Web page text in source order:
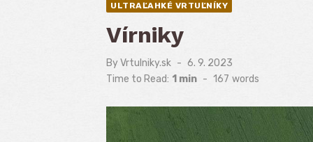
ULTRAĽAHKÉ VRTUĽNÍKY
Vírniky
ByVrtulniky.sk
Posted
on
6. 9. 2023
Time to Read: 1 min - 167 words